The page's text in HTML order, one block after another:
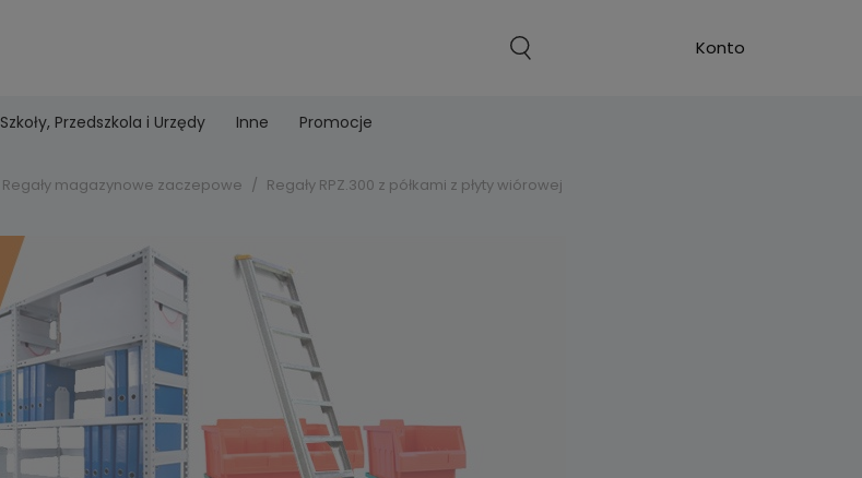
Szkoły, Przedszkola i Urzędy Inne Promocje
Regały magazynowe zaczepowe Regały RPZ.300 z półkami z płyty wiórowej